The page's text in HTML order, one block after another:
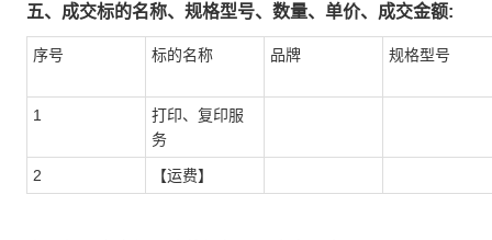
五、成交标的名称、规格型号、数量、单价、成交金额:
序号 标的名称 品牌 规格型号
1
打印、复印服
务
2 【运费】